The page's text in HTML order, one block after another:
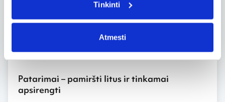
Tinkinti
Atmesti
Anot Povilo, labai erzina ir tai, kad Londono
internetui iki Lietuvos trūksta kokių 10 metų. Jo
netenkina nei greitis, nei dažni tiekimo
sutrikimai.
Patarimai – pamiršti litus ir tinkamai
apsirengti